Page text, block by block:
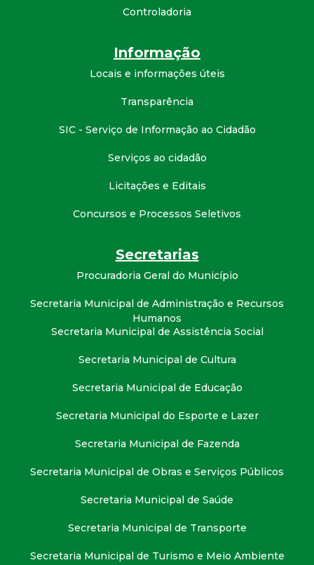
Controladoria
Informação
Locais e informações úteis
Transparência
SIC - Serviço de Informação ao Cidadão
Serviços ao cidadão
Licitações e Editais
Concursos e Processos Seletivos
Secretarias
Procuradoria Geral do Município
Secretaria Municipal de Administração e Recursos
Humanos
Secretaria Municipal de Assistência Social
Secretaria Municipal de Cultura
Secretaria Municipal de Educação
Secretaria Municipal do Esporte e Lazer
Secretaria Municipal de Fazenda
Secretaria Municipal de Obras e Serviços Públicos
Secretaria Municipal de Saúde
Secretaria Municipal de Transporte
Secretaria Municipal de Turismo e Meio Ambiente